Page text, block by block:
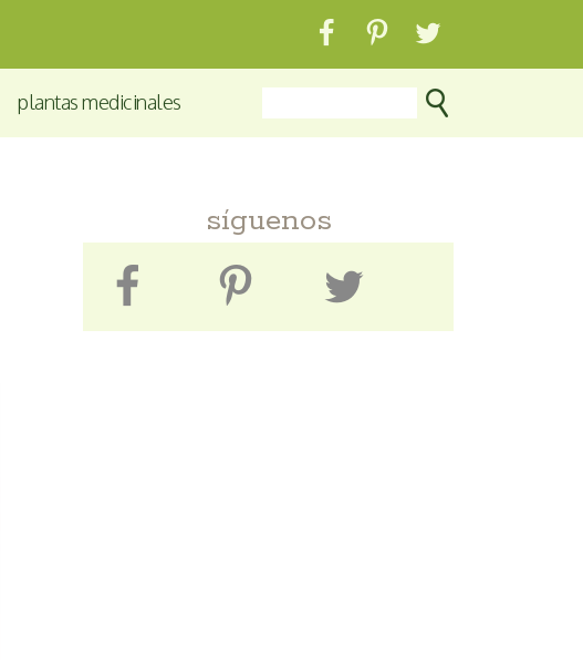
plantas medicinales
síguenos